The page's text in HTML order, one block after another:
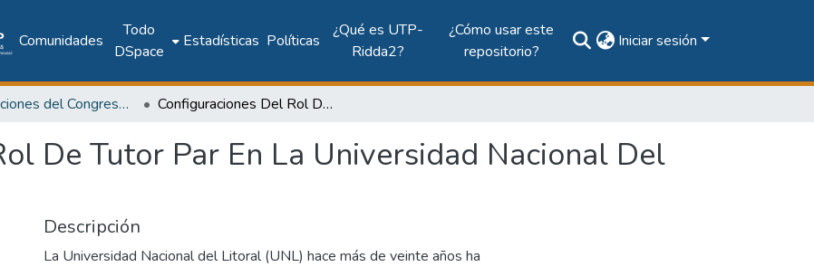
Comunidades
Todo
DSpace
Estadísticas Políticas
¿Qué es UTP-
Ridda2?
¿Cómo usar este
repositorio?
Iniciar sesión
Publicaciones del Congreso Internacional CLABES Configuraciones Del Rol De Tutor Par En La Universidad Nacional Del Litoral
De Tutor Par En La Universidad Nacional Del
Descripción
La Universidad Nacional del Litoral (UNL) hace más de veinte años ha